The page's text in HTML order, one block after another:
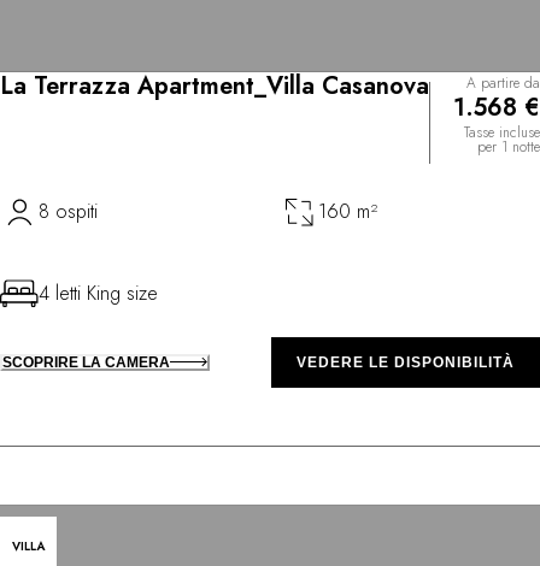
La Terrazza Apartment_Villa Casanova A partire da
1.568 €
Tasse incluse
per 1 notte
8 ospiti 160 m²
4 letti King size
SCOPRIRE LA CAMERA VEDERE LE DISPONIBILITÀ
VILLA